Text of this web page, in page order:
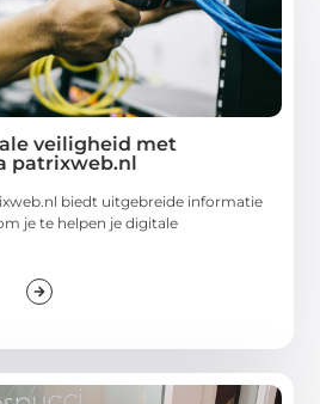
veiligheid met
patrixweb.nl
biedt uitgebreide informatie
je te helpen je digitale